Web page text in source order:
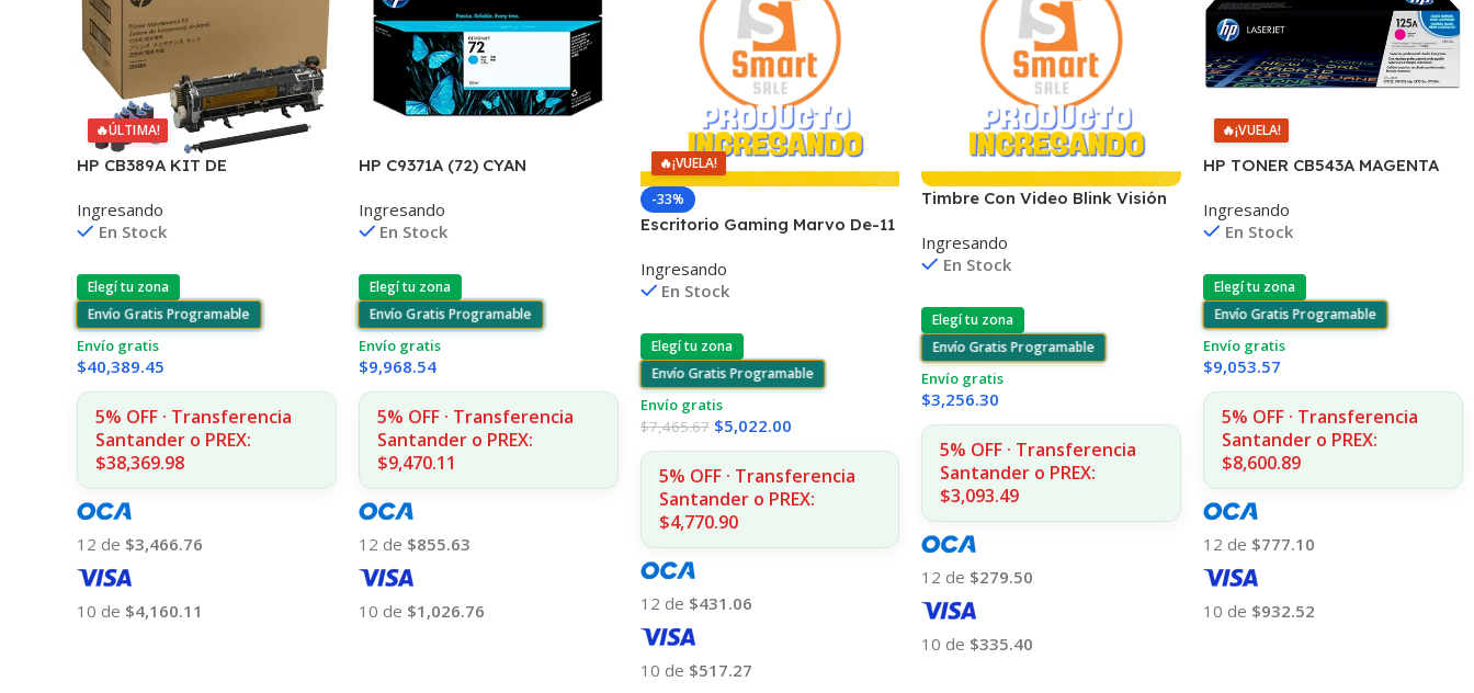
🔥ÚLTIMA!
HP CB389A KIT DE
P4014/4015/4515 225.000 CPS
Ingresando
En Stock
Elegí tu zona
Envío Gratis Programable
Envío gratis
$40,389.45
5% OFF · Transferencia
Santander o PREX:
$38,369.98
12 de $3,466.76
10 de $4,160.11
HP C9371A (72) CYAN
/790 130ML UK
Ingresando
En Stock
Elegí tu zona
Envío Gratis Programable
Envío gratis
$9,968.54
5% OFF · Transferencia
Santander o PREX:
$9,470.11
12 de $855.63
10 de $1,026.76
🔥¡VUELA!
-33%
Escritorio Gaming Marvo De-11
Ingresando
En Stock
Elegí tu zona
Envío Gratis Programable
Envío gratis
$7,465.67 $5,022.00
5% OFF · Transferencia
Santander o PREX:
$4,770.90
12 de $431.06
10 de $517.27
Timbre Con Video Blink Visión
Ingresando
En Stock
Elegí tu zona
Envío Gratis Programable
Envío gratis
$3,256.30
5% OFF · Transferencia
Santander o PREX:
$3,093.49
12 de $279.50
10 de $335.40
🔥¡VUELA!
HP TONER CB543A MAGENTA
1215/1515/1510/1312
Ingresando
En Stock
Elegí tu zona
Envío Gratis Programable
Envío gratis
$9,053.57
5% OFF · Transferencia
Santander o PREX:
$8,600.89
12 de $777.10
10 de $932.52